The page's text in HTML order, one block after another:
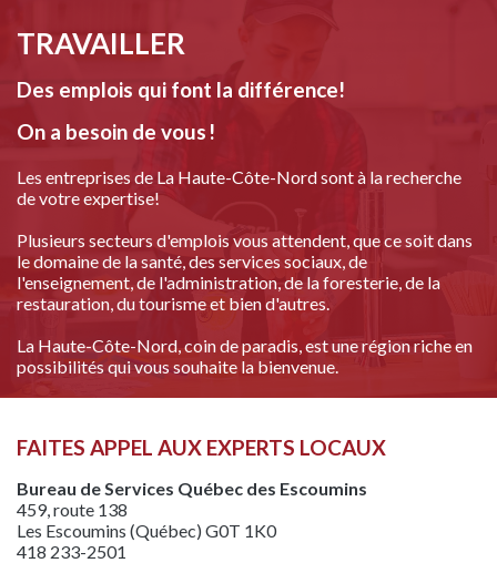
TRAVAILLER
Des emplois qui font la différence!
On a besoin de vous !
Les entreprises de La Haute-Côte-Nord sont à la recherche
de votre expertise!
Plusieurs secteurs d'emplois vous attendent, que ce soit dans
le domaine de la santé, des services sociaux, de
l'enseignement, de l'administration, de la foresterie, de la
restauration, du tourisme et bien d'autres.
La Haute-Côte-Nord, coin de paradis, est une région riche en
possibilités qui vous souhaite la bienvenue.
FAITES APPEL AUX EXPERTS LOCAUX
Bureau de Services Québec des Escoumins
459, route 138
Les Escoumins (Québec) G0T 1K0
418 233-2501